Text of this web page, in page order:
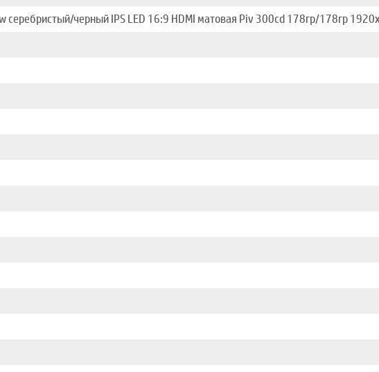
серебристый/черный IPS LED 16:9 HDMI матовая Piv 300cd 178гр/178гр